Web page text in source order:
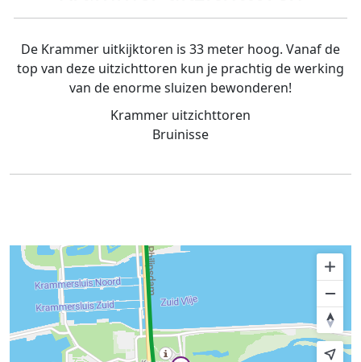
De Krammer uitkijktoren is 33 meter hoog. Vanaf de
top van deze uitzichttoren kun je prachtig de werking
van de enorme sluizen bewonderen!
Krammer uitzichttoren
Bruinisse